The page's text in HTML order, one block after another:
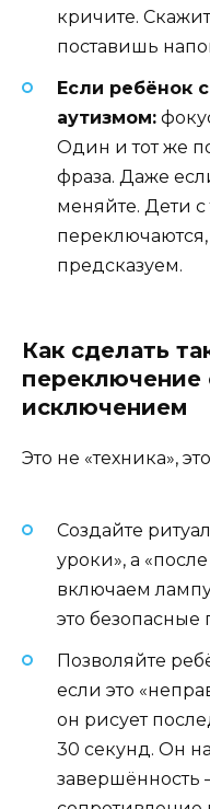
кричите.
поставишь
Если ребёнок
аутизмом:
Один и тот же
фраза. Даже
меняйте. Дети
предсказуем.
Как сделать
исключением
Это не «техника»,
Создайте
уроки», а
включаем
это безопасные
Позволяйте
если это
он рисует
30 секунд. Он
завершённость